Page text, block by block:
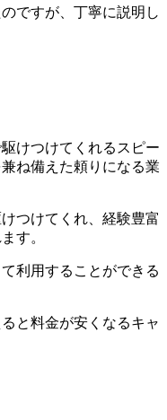
ですが、丁寧に説明し
けつけてくれるスピー
ね備えた頼りになる業
つけてくれ、経験豊富
す。
利用することができる
と料金が安くなるキャ